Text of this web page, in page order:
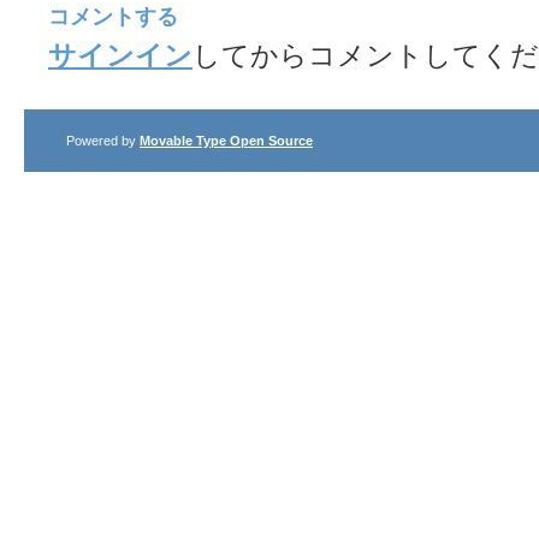
コメントする
サインイン してからコメントしてく
Powered by Movable Type Open Source